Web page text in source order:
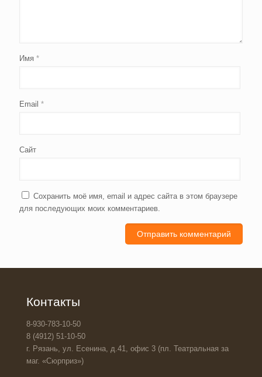
Имя *
Email *
Сайт
Сохранить моё имя, email и адрес сайта в этом браузере
для последующих моих комментариев.
Контакты
8-930-783-10-50
8 (4912) 51-10-50
г. Рязань, ул. Есенина, д.41, офис 3 (пл. Театральная за
маг. «Сюрприз»)